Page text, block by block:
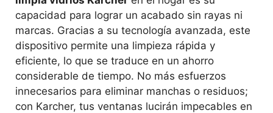
capacidad para lograr un acabado sin rayas ni
marcas. Gracias a su tecnología avanzada, este
dispositivo permite una limpieza rápida y
eficiente, lo que se traduce en un ahorro
considerable de tiempo. No más esfuerzos
innecesarios para eliminar manchas o residuos;
con Karcher, tus ventanas lucirán impecables en